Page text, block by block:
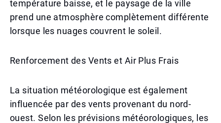
température baisse, et le paysage de la ville
prend une atmosphère complètement différente
lorsque les nuages couvrent le soleil.
Renforcement des Vents et Air Plus Frais
La situation météorologique est également
influencée par des vents provenant du nord-
ouest. Selon les prévisions météorologiques, les